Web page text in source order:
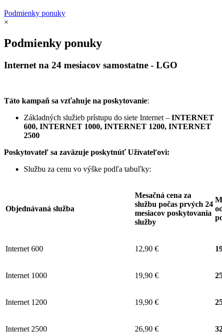
Podmienky ponuky
×
Podmienky ponuky
Internet na 24 mesiacov samostatne - LGO
Táto kampaň sa vzťahuje na poskytovanie:
Základných služieb prístupu do siete Internet – INTERNET
600, INTERNET 1000, INTERNET 1200, INTERNET
2500
Poskytovateľ sa zaväzuje poskytnúť Užívateľovi:
Službu za cenu vo výške podľa tabuľky:
Objednávaná služba
Mesačná cena za
službu počas prvých 24
mesiacov poskytovania
služby
Internet 600 12,90 €
Internet 1000 19,90 €
Internet 1200 19,90 €
Internet 2500 26,90 €